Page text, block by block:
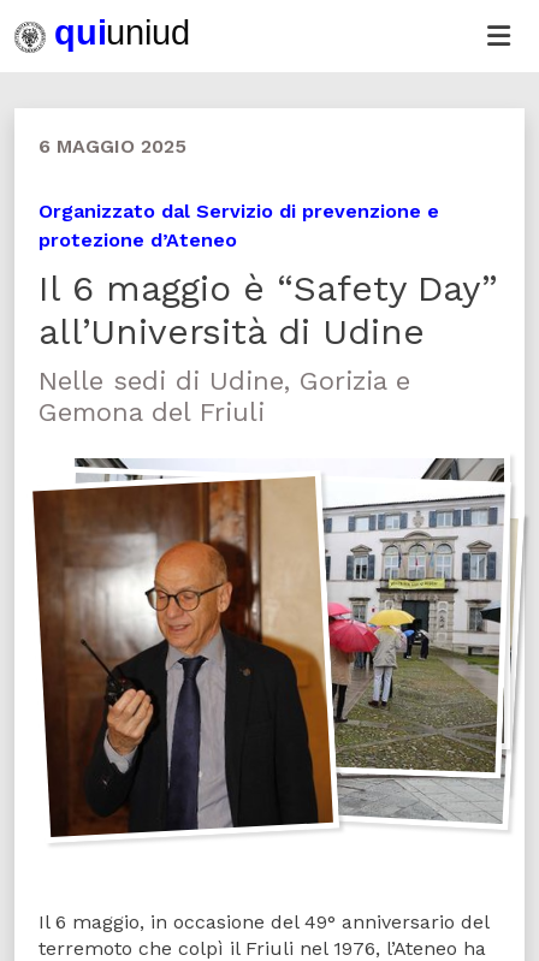
6 MAGGIO 2025
Organizzato dal Servizio di prevenzione e
protezione d’Ateneo
Il 6 maggio è “Safety Day”
all’Università di Udine
Nelle sedi di Udine, Gorizia e
Gemona del Friuli
Il 6 maggio, in occasione del 49° anniversario del
terremoto che colpì il Friuli nel 1976, l’Ateneo ha